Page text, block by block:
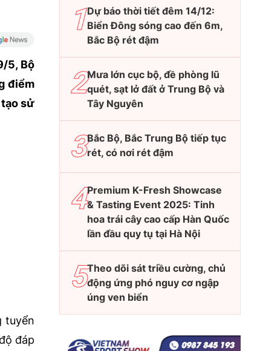
5, Bộ
điểm
sử
tuyển
đáp
Dự báo thời tiết đêm 14/12:
Biển Đông sóng cao đến 6m,
Bắc Bộ rét đậm
Mưa lớn cục bộ, đề phòng lũ
quét, sạt lở đất ở Trung Bộ và
Tây Nguyên
Bắc Bộ, Bắc Trung Bộ tiếp tục
rét, có nơi rét đậm
Premium K-Fresh Showcase
& Tasting Event 2025: Tinh
hoa trái cây cao cấp Hàn Quốc
lần đầu quy tụ tại Hà Nội
Theo dõi sát triều cường, chủ
động ứng phó nguy cơ ngập
úng ven biển